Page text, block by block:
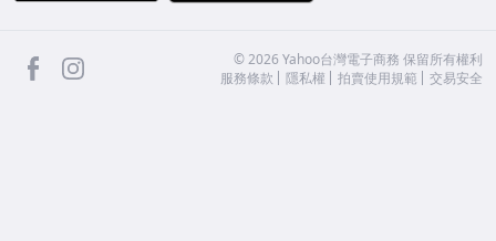
facebook ©2026 Yahoo台灣電子商務 保留所有權利
服務條款
隱私權 拍賣使用規範 交易安全